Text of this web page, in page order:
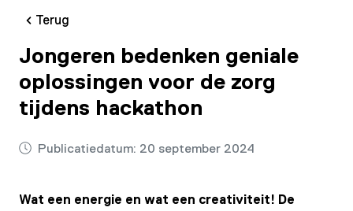
Terug
Jongeren bedenken geniale
oplossingen voor de zorg
tijdens hackathon
Publicatiedatum: 20 september 2024
Wat een energie en wat een creativiteit! De